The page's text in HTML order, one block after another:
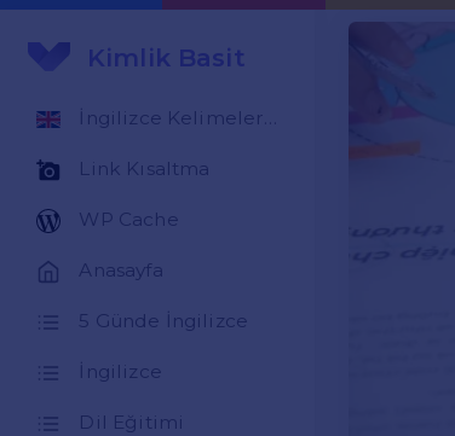
Kimlik Basit
Link Kısaltma
WP Cache
Anasayfa
5 Günde İngilizce
İngilizce
Dil Eğitimi